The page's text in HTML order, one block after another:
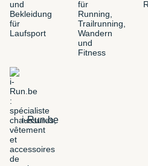
i-Run.be